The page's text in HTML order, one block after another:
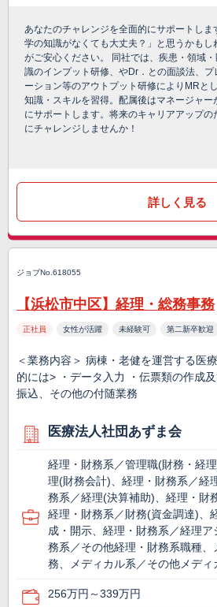
あなたのチャレンジを全面的にサポートしま
学の知識がなくても大丈夫？」と思うかもし
がご安心ください。 同社では、疾患・領域
識のインプット研修、やDr．との面談法、プ
ーション等のアウトプット研修によりMRと
知識・スキルを習得。配属後はマネージャー
にサポートします。将来のキャリアアップの
にチャレンジしませんか！
詳しく見る
ジョブNo.618055
【浜松市中区】経理・総務事務
正社員 女性が活躍 未経験可 第二新卒歓迎
＜業務内容＞ 病棟・老健を運営する医
的には> ・データ入力 ・伝票類の作成
振込、その他の付随業務
医療法人社団あずま会
経理・財務系／管理職(財務・経
理(財務会計)、経理・財務系／経
務系／経理(決算補助)、経理・財
経理・財務系／財務(資金調達)、
成・開示、経理・財務系／経理
務系／その他経理・財務系職種
務、メディカル系／その他メディ
256万円～339万円